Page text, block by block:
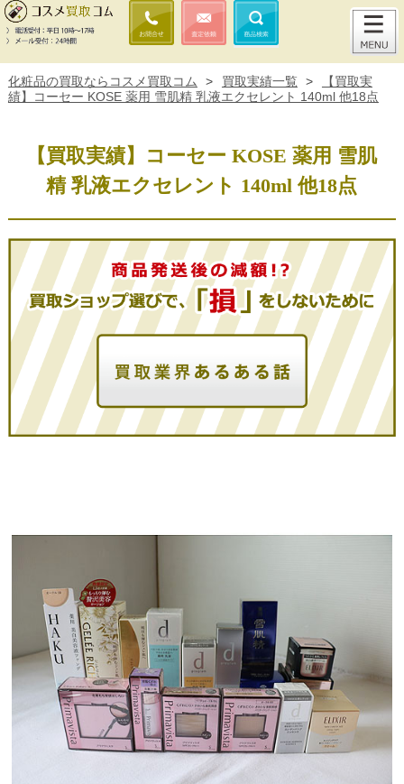
化粧品の買取ならコスメ買取コム > 買取実績一覧 >
【買取実
績】コーセー KOSE 薬用 雪肌精 乳液エクセレント 140ml 他18点
【買取実績】コーセー KOSE 薬用 雪肌
精 乳液エクセレント 140ml 他18点